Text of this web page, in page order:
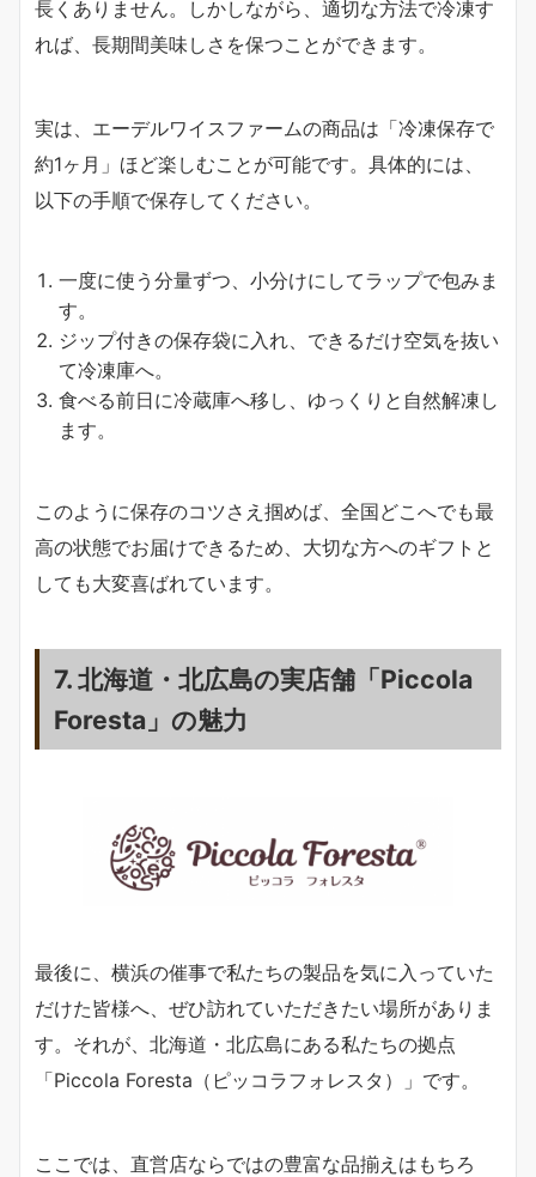
長くありません。しかしながら、適切な方法で冷凍す
れば、長期間美味しさを保つことができます。
実は、エーデルワイスファームの商品は「冷凍保存で
約1ヶ月」ほど楽しむことが可能です。具体的には、
以下の手順で保存してください。
一度に使う分量ずつ、小分けにしてラップで包みま
す。
ジップ付きの保存袋に入れ、できるだけ空気を抜い
て冷凍庫へ。
食べる前日に冷蔵庫へ移し、ゆっくりと自然解凍し
ます。
このように保存のコツさえ掴めば、全国どこへでも最
高の状態でお届けできるため、大切な方へのギフトと
しても大変喜ばれています。
7. 北海道・北広島の実店舗「Piccola
Foresta」の魅力
最後に、横浜の催事で私たちの製品を気に入っていた
だけた皆様へ、ぜひ訪れていただきたい場所がありま
す。それが、北海道・北広島にある私たちの拠点
「Piccola Foresta（ピッコラフォレスタ）」です。
ここでは、直営店ならではの豊富な品揃えはもちろ